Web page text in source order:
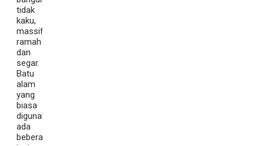
tidak
kaku,
massif,
ramah
dan
segar.
Batu
alam
yang
biasa
digunakan
ada
beberapa